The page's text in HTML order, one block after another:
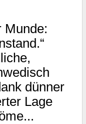
Munde:
dünner
Lage